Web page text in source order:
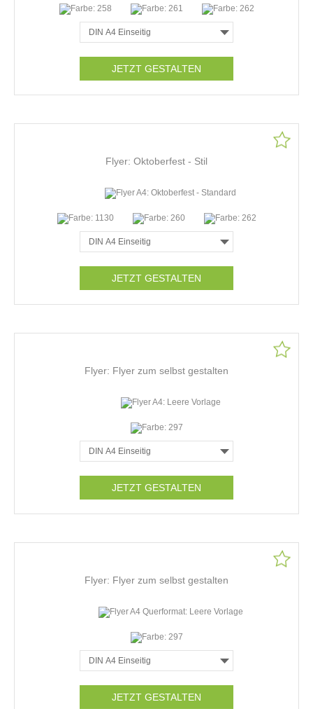
JETZT GESTALTEN
Flyer: Oktoberfest - Stil
JETZT GESTALTEN
Flyer: Flyer zum selbst gestalten
JETZT GESTALTEN
Flyer: Flyer zum selbst gestalten
JETZT GESTALTEN